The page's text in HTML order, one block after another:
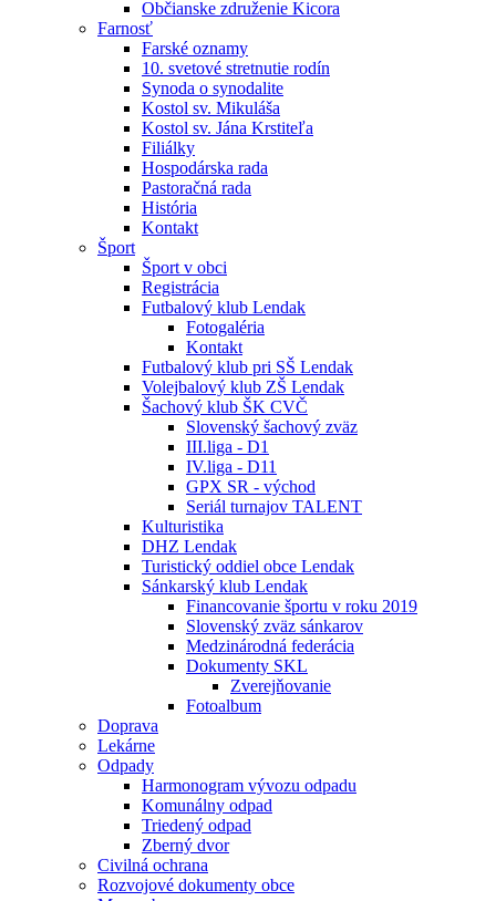
Občianske združenie Kicora
Farnosť
Farské oznamy
10. svetové stretnutie rodín
Synoda o synodalite
Kostol sv. Mikuláša
Kostol sv. Jána Krstiteľa
Filiálky
Hospodárska rada
Pastoračná rada
História
Kontakt
Šport
Šport v obci
Registrácia
Futbalový klub Lendak
Fotogaléria
Kontakt
Futbalový klub pri SŠ Lendak
Volejbalový klub ZŠ Lendak
Šachový klub ŠK CVČ
Slovenský šachový zväz
III.liga - D1
IV.liga - D11
GPX SR - východ
Seriál turnajov TALENT
Kulturistika
DHZ Lendak
Turistický oddiel obce Lendak
Sánkarský klub Lendak
Financovanie športu v roku 2019
Slovenský zväz sánkarov
Medzinárodná federácia
Dokumenty SKL
Zverejňovanie
Fotoalbum
Doprava
Lekárne
Odpady
Harmonogram vývozu odpadu
Komunálny odpad
Triedený odpad
Zberný dvor
Civilná ochrana
Rozvojové dokumenty obce